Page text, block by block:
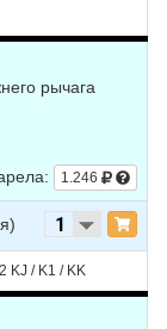
рычага
1.246
KJ / K1 / KK